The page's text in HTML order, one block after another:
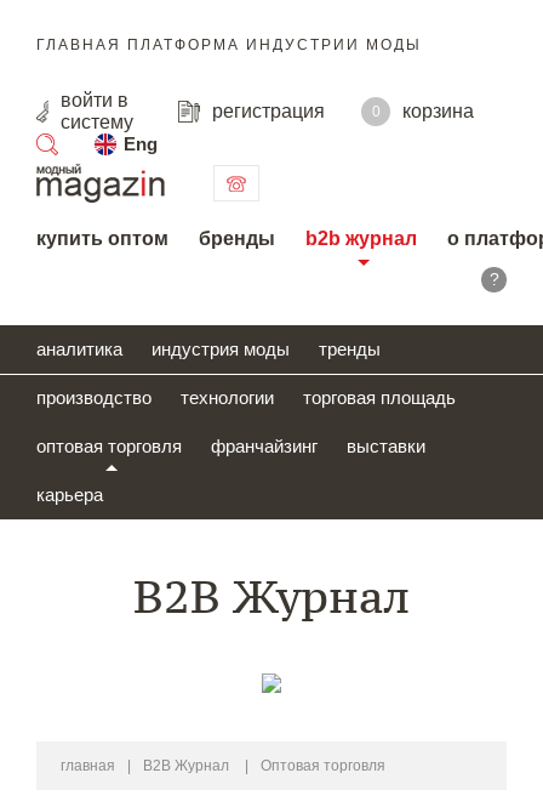
ГЛАВНАЯ ПЛАТФОРМА ИНДУСТРИИ МОДЫ
войти в
систему
регистрация 0
корзина
Eng
поиск
купить оптом бренды b2b журнал о
?
аналитика индустрия моды тренды
производство технологии торговая площадь
оптовая торговля франчайзинг выставки
карьера
B2B Журнал
главная B2B Журнал Оптовая торговля